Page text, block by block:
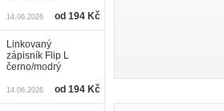
14.06.2026 od 194 Kč
Linkovaný
zápisník Flip L
černo/modrý
14.06.2026 od 194 Kč